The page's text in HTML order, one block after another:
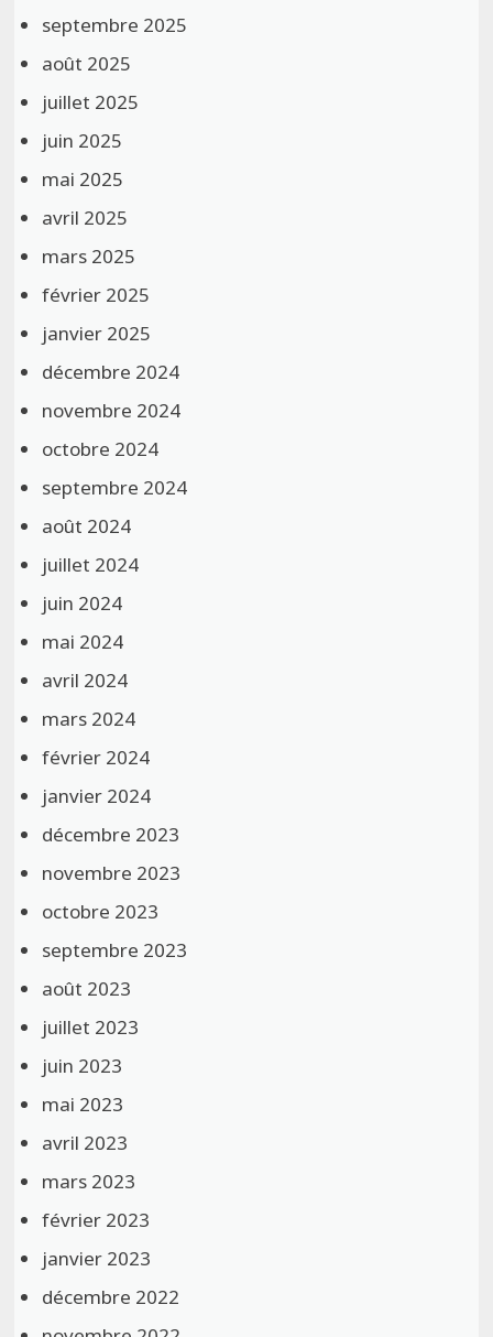
septembre 2025
août 2025
juillet 2025
juin 2025
mai 2025
avril 2025
mars 2025
février 2025
janvier 2025
décembre 2024
novembre 2024
octobre 2024
septembre 2024
août 2024
juillet 2024
juin 2024
mai 2024
avril 2024
mars 2024
février 2024
janvier 2024
décembre 2023
novembre 2023
octobre 2023
septembre 2023
août 2023
juillet 2023
juin 2023
mai 2023
avril 2023
mars 2023
février 2023
janvier 2023
décembre 2022